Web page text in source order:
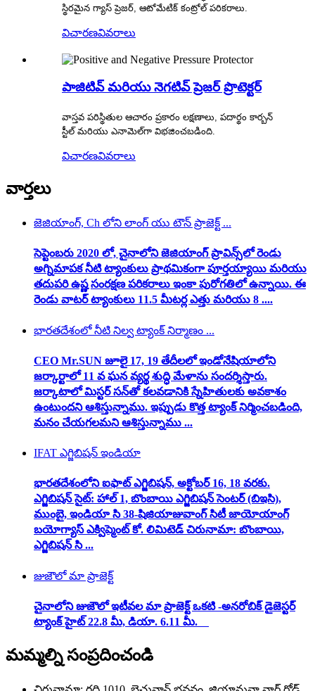
స్థిరమైన గ్యాస్ ప్రెజర్, ఆటోమేటిక్ కంట్రోల్ పరికరాలు.
విచారణవివరాలు
పాజిటివ్ మరియు నెగటివ్ ప్రెజర్ ప్రొటెక్టర్
వాస్తవ పరిస్థితుల ఆచారం ప్రకారం లక్షణాలు, పదార్థం కార్బన్
స్టీల్ మరియు ఎనామెల్‌గా విభజించబడింది.
విచారణవివరాలు
వార్తలు
జెజియాంగ్, Ch లోని లాంగ్ యు టౌన్ ప్రాజెక్ట్ ...
సెప్టెంబరు 2020 లో, చైనాలోని జెజియాంగ్ ప్రావిన్స్‌లో రెండు
అగ్నిమాపక నీటి ట్యాంకులు ప్రాథమికంగా పూర్తయ్యాయి మరియు
తదుపరి ఉష్ణ సంరక్షణ పరికరాలు ఇంకా పురోగతిలో ఉన్నాయి. ఈ
రెండు వాటర్ ట్యాంకులు 11.5 మీటర్ల ఎత్తు మరియు 8 ....
భారతదేశంలో నీటి నిల్వ ట్యాంక్ నిర్మాణం ...
CEO Mr.SUN జూలై 17, 19 తేదీలలో ఇండోనేషియాలోని
జర్కార్టాలో 11 వ ఘన వ్యర్థ శుద్ధి మేళాను సందర్శిస్తారు.
జర్కాటాలో మిస్టర్ సన్‌తో కలవడానికి స్నేహితులకు అవకాశం
ఉంటుందని ఆశిస్తున్నాము. ఇప్పుడు కొత్త ట్యాంక్ నిర్మించబడింది,
మనం చేయగలమని ఆశిస్తున్నాము ...
IFAT ఎగ్జిబిషన్ ఇండియా
భారతదేశంలోని ఐఫాట్ ఎగ్జిబిషన్, అక్టోబర్ 16, 18 వరకు.
ఎగ్జిబిషన్ సైట్: హాల్ 1, బొంబాయి ఎగ్జిబిషన్ సెంటర్ (బిఇసి),
ముంబై, ఇండియా సి 38-షిజియాజువాంగ్ సిటీ జాయోయాంగ్
బయోగ్యాస్ ఎక్విప్మెంట్ కో. లిమిటెడ్ చిరునామా: బొంబాయి,
ఎగ్జిబిషన్ సి ...
జుజౌలో మా ప్రాజెక్ట్
చైనాలోని జుజౌలో ఇటీవల మా ప్రాజెక్ట్ ఒకటి -అనరోబిక్ డైజెస్టర్
ట్యాంక్ హైట్ 22.8 మీ, డియా. 6.11 మీ.
మమ్మల్ని సంప్రదించండి